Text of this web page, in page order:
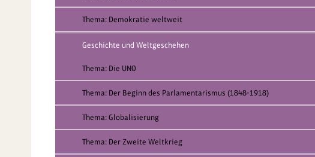
Thema: Demokratie weltweit
Geschichte und Weltgeschehen
Thema: Die UNO
Thema: Der Beginn des Parlamentarismus (1848-1918)
Thema: Globalisierung
Thema: Der Zweite Weltkrieg